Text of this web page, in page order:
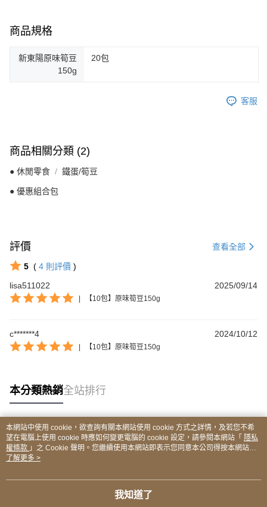
商品規格
新東陽原味筍豆
150g
20包
客服
商品相關分類 (2)
● 休閒零食 鐵蛋/筍豆
● 優惠組合包
評價 查看全部
5 ( 4 則評價 )
lisa511022
2025/09/14
【10包】原味筍豆150g
c*******4 2024/10/12
【10包】原味筍豆150g
本分類熱銷全站排行
熱門標籤
本網站中使用 cookie，欲查詢有關本網站使用 cookie 方式之詳情，及若您不希
望在電腦上使用 cookie 時應如何變更電腦的 cookie 設定，請參閱本網站「 隱私
權條款 」之 Cookie 聲明。您繼續使用本網站即表示您同意本公司得按本網站使
用條款之 Cookie 聲明使用 cookie。
了解更多 >
我知道了